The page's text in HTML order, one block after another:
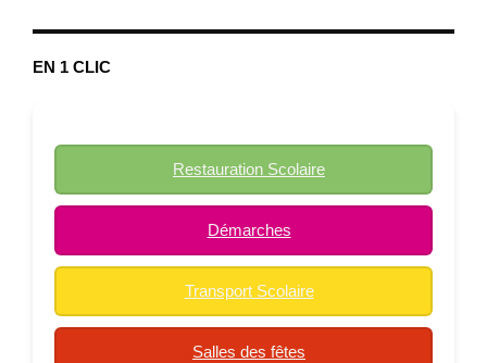
EN 1 CLIC
Restauration Scolaire
Démarches
Transport Scolaire
Salles des fêtes